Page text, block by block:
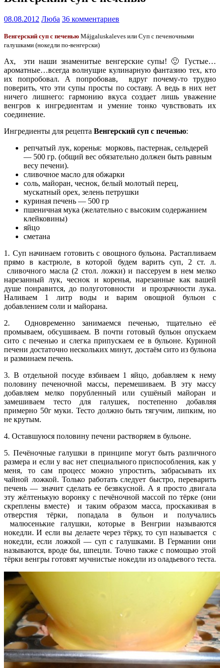
08.08.2012 Люба 36 комментариев
Венгерский суп с печенью Мájgaluskaleves или Суп с печеночными
галушками (нокедли по-венгерски)
Ах, эти наши знаменитые венгерские супы! 🙂 Густые…
ароматные…всегда волнущие кулинарную фантазию тех, кто
их попробовал. А попробовав, вдруг почему-то трудно
поверить, что эти супы просты по составу. А ведь в них нет
ничего лишнего: гармонию вкуса создает лишь уважение
венгров к ингредиентам и умение тонко чувствовать их
соединение.
Ингредиенты для рецепта Венгерский суп с печенью:
репчатый лук, коренья: морковь, пастернак, сельдерей
— 500 гр. (общий вес обязательно должен быть равным
весу печени).
сливочное масло для обжарки
соль, майоран, чеснок, белый молотый перец,
мускатный орех, зелень петрушки
куриная печень — 500 гр
пшеничная мука (желательно с высоким содержанием
клейковины)
яйцо
сметана
1. Суп начинаем готовить с овощного бульона. Растапливаем
прямо в кастрюле, в которой будем варить суп, 2 ст. л.
сливочного масла (2 стол. ложки) и пассеруем в нем мелко
нарезанный лук, чеснок и коренья, нарезанные как вашей
душе понравится, до полуготовности и прозрачности лука.
Наливаем 1 литр воды и варим овощной бульон с
добавлением соли и майорана.
2. Одновременно занимаемся печенью, тщательно её
промываем, обсушиваем. В почти готовый бульон опускаем
сито с печенью и слегка припускаем ее в бульоне. Куриной
печени достаточно нескольких минут, достаём сито из бульона
и разминаем печень.
3. В отдельной посуде взбиваем 1 яйцо, добавляем к нему
половину печеночной массы, перемешиваем. В эту массу
добавляем мелко порубленный или сушёный майоран и
замешиваем тесто для галушек, постепенно добавляя
примерно 50г муки. Тесто должно быть тягучим, липким, но
не крутым.
4. Оставшуюся половину печени растворяем в бульоне.
5. Печёночные галушки в принципе могут быть различного
размера и если у вас нет специального приспособления, как у
меня, то сам процесс можно упростить, забрасывать их
чайной ложкой. Только работать следует быстро, переварить
печень — значит сделать ее безвкусной. А я просто двигала
эту жёлтенькую воронку с печёночной массой по тёрке (они
скреплены вместе) и таким образом масса, проскакивая в
отверстия тёрки, попадала в бульон и получались
малюсенькие галушки, которые в Венгрии называются
нокедли. И если вы делаете через тёрку, то суп называется с
нокедли, если ложкой — суп с галушками. В Германии они
называются, вроде бы, шпецли. Точно также с помощью этой
тёрки венгры готовят мучнистые нокедли из оладьевого теста.